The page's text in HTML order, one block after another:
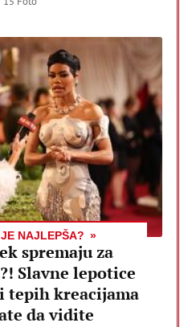
NAJLEPŠA?
spremaju za
Slavne lepotice
tepih kreacijama
da vidite